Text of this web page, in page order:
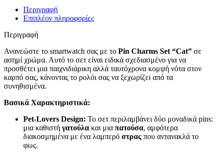
Περιγραφή
Επιπλέον πληροφορίες
Περιγραφή
Ανανεώστε το smartwatch σας με το Pin Charms Set “Cat” σε
ασημί χρώμα. Αυτό το σετ είναι ειδικά σχεδιασμένο για να
προσθέτει μια παιχνιδιάρικη αλλά ταυτόχρονα κομψή νότα στον
καρπό σας, κάνοντας το ρολόι σας να ξεχωρίζει από τα
συνηθισμένα.
Βασικά Χαρακτηριστικά:
Pet-Lovers Design: Το σετ περιλαμβάνει δύο μοναδικά pins:
μια καθιστή γατούλα και μια πατούσα, αμφότερα
διακοσμημένα με ένα λαμπερό στρας που αντανακλά το
φως.